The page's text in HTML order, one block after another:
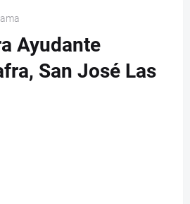
Ayudante
San José Las